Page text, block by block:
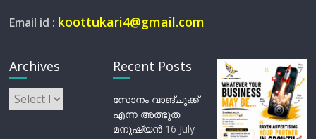
Email id : koottukari4@gmail.com
Archives
Archives
Recent Posts
സോനം വാങ്ചുക്ക്
എന്ന അത്ഭുത
മനുഷ്യന്‍ 16 July